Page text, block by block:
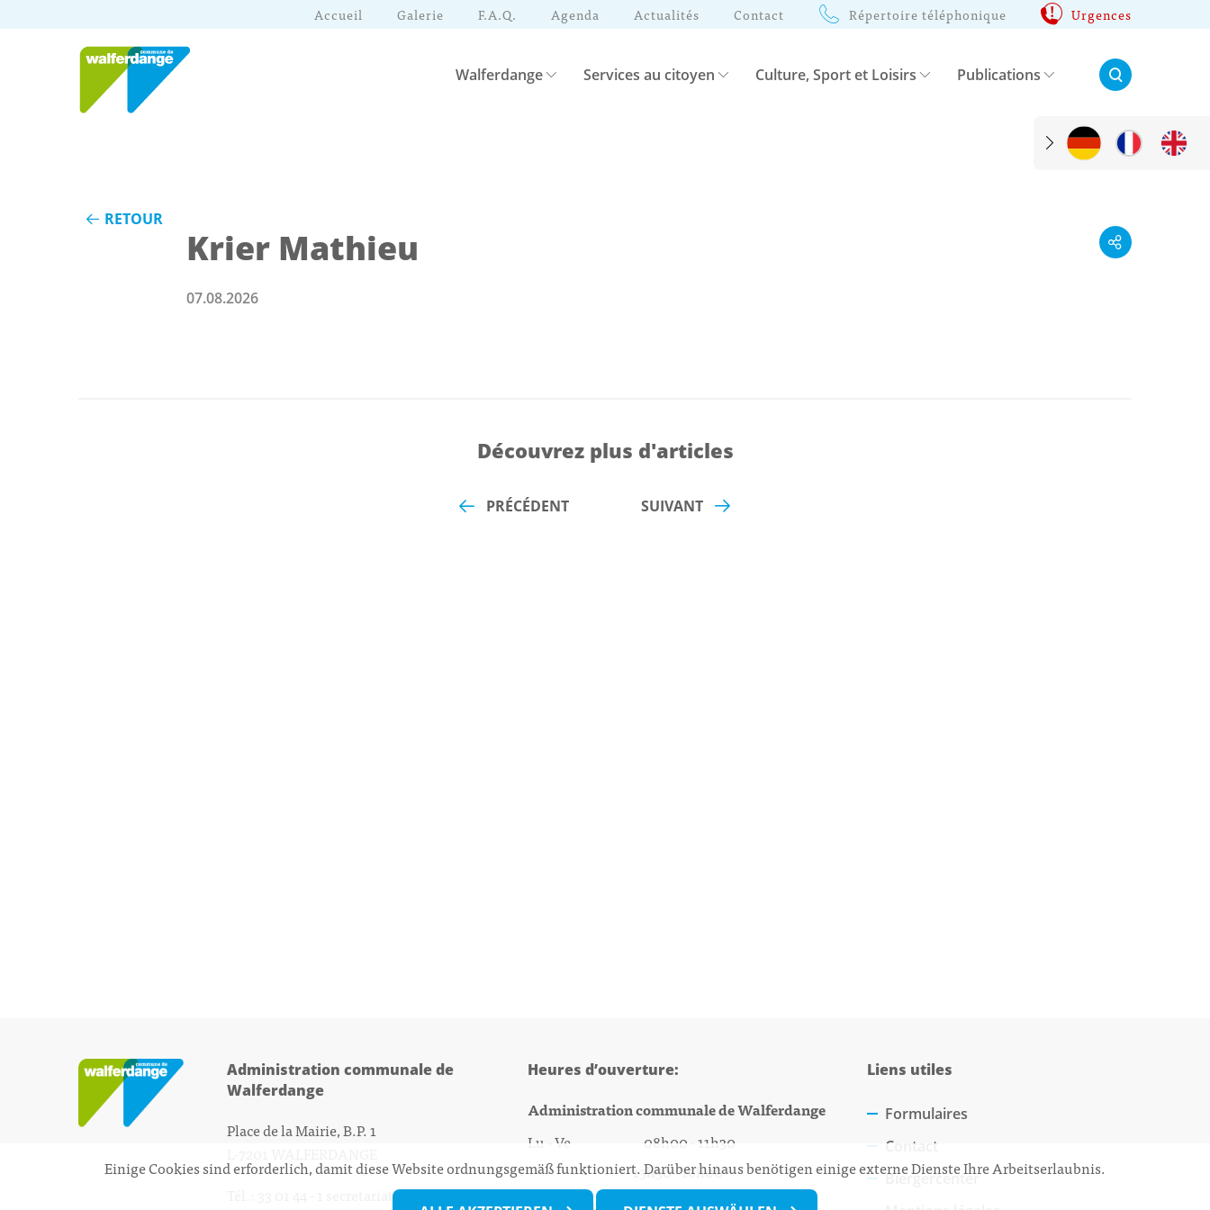
Accueil Galerie F.A.Q. Agenda Actualités Contact Répertoire téléphonique Urgences
Walferdange Services au citoyen Culture, Sport et Loisirs Publications Rechercher:
RETOUR
Krier Mathieu
07.08.2026
Découvrez plus d'articles
PRÉCÉDENT SUIVANT
Administration communale de
Walferdange
Place de la Mairie, B.P. 1
secretariat@walfer.lu
Heures d’ouverture:
Administration communale de Walferdange
Lu - Ve 08h00 - 11h30
13h30 - 16h00
Biergercenter
Liens utiles
Formulaires
Contact
Biergercenter
Einige Cookies sind erforderlich, damit diese Website ordnungsgemäß funktioniert. Darüber hinaus benötigen einige externe Dienste Ihre Arbeitserlaubnis.